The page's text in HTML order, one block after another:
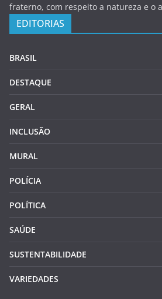
fraterno, com respeito a natureza e o
EDITORIAS
BRASIL
DESTAQUE
GERAL
INCLUSÃO
MURAL
POLÍCIA
POLÍTICA
SAÚDE
SUSTENTABILIDADE
VARIEDADES